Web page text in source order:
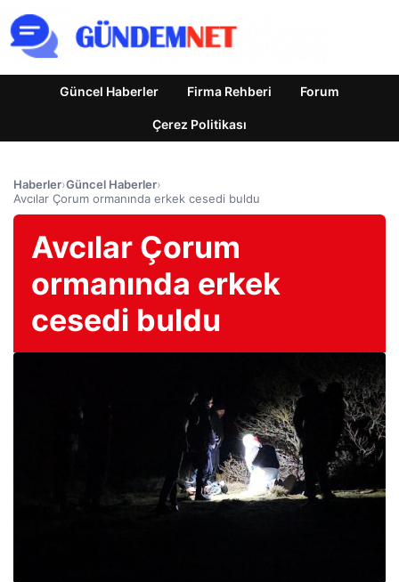
Güncel Haberler Firma Rehberi Forum
Çerez Politikası
Haberler›Güncel Haberler›
Avcılar Çorum ormanında erkek cesedi buldu
Avcılar Çorum
ormanında erkek
cesedi buldu